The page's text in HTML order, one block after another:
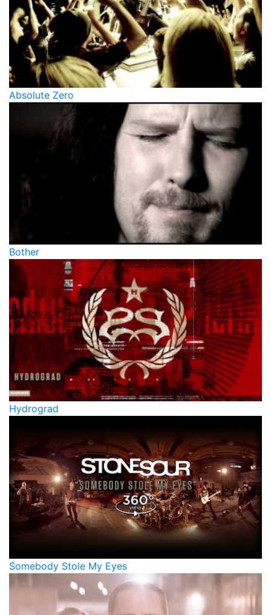
Absolute Zero
Bother
Hydrograd
Somebody Stole My Eyes